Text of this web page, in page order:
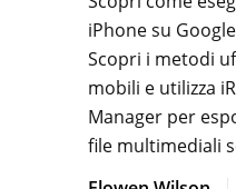
iPhone su
Scopri i metodi
mobili e utilizza
Manager per
file multimediali